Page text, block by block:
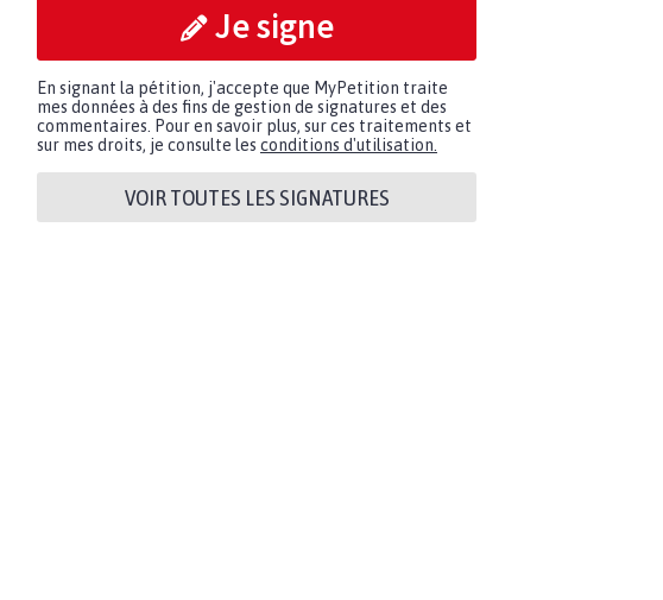
Je signe
En signant la pétition, j'accepte que MyPetition traite
mes données à des fins de gestion de signatures et des
commentaires. Pour en savoir plus, sur ces traitements et
sur mes droits, je consulte les conditions d'utilisation.
VOIR TOUTES LES SIGNATURES